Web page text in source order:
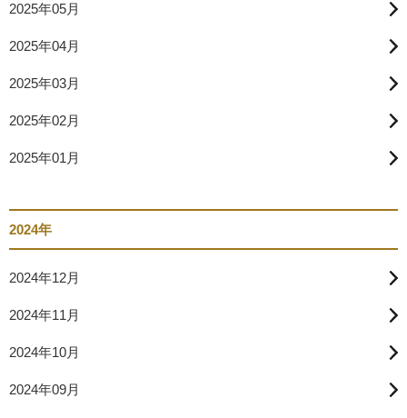
2025年05月
2025年04月
2025年03月
2025年02月
2025年01月
2024年
2024年12月
2024年11月
2024年10月
2024年09月